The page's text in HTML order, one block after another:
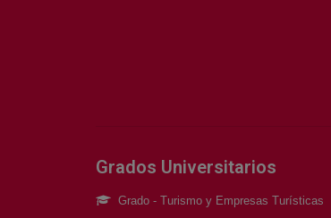
Grados Universitarios
Grado - Turismo y Empresas Turísticas